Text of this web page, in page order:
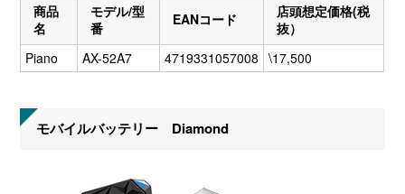
商品
名
モデル/型
番
EANコード
店頭想定価格(税
抜）
Piano
AX-52A7 4719331057008 \17,500
モバイルバッテリー Diamond